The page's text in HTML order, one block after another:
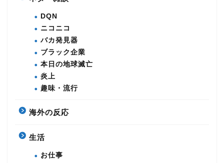
DQN
ニコニコ
バカ発見器
ブラック企業
本日の地球滅亡
炎上
趣味・流行
海外の反応
生活
お仕事